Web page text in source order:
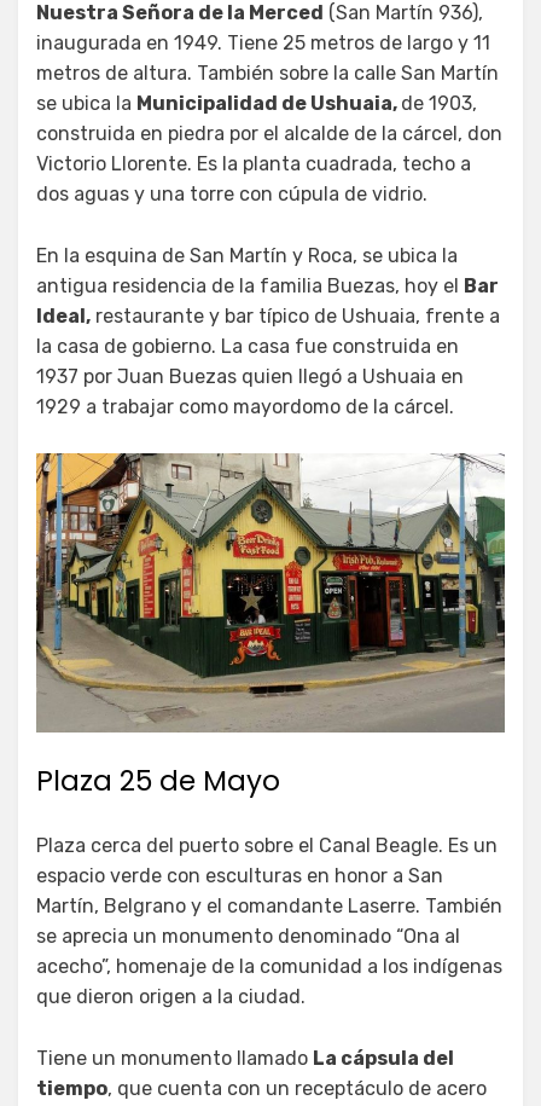
Nuestra Señora de la Merced (San Martín 936),
inaugurada en 1949. Tiene 25 metros de largo y 11
metros de altura. También sobre la calle San Martín
se ubica la Municipalidad de Ushuaia, de 1903,
construida en piedra por el alcalde de la cárcel, don
Victorio Llorente. Es la planta cuadrada, techo a
dos aguas y una torre con cúpula de vidrio.
En la esquina de San Martín y Roca, se ubica la
antigua residencia de la familia Buezas, hoy el Bar
Ideal, restaurante y bar típico de Ushuaia, frente a
la casa de gobierno. La casa fue construida en
1937 por Juan Buezas quien llegó a Ushuaia en
1929 a trabajar como mayordomo de la cárcel.
Plaza 25 de Mayo
Plaza cerca del puerto sobre el Canal Beagle. Es un
espacio verde con esculturas en honor a San
Martín, Belgrano y el comandante Laserre. También
se aprecia un monumento denominado “Ona al
acecho”, homenaje de la comunidad a los indígenas
que dieron origen a la ciudad.
Tiene un monumento llamado La cápsula del
tiempo, que cuenta con un receptáculo de acero